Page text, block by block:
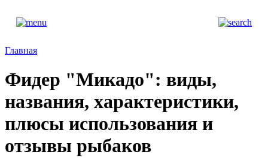
Главная
Фидер "Микадо": виды,
названия, характеристики,
плюсы использования и
отзывы рыбаков